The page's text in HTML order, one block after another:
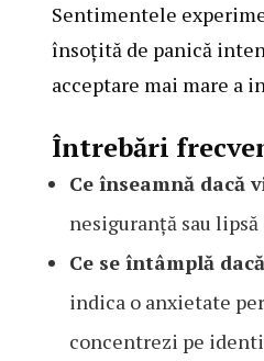
Sentimentele
însoțită de panică
acceptare mai mare a
Întrebări
Ce înseamnă dacă
nesiguranță sau
Ce se întâmplă
indica o anxietate
concentrezi pe